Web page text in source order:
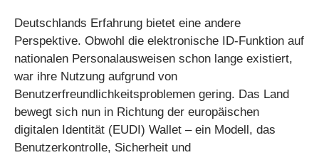
Deutschlands Erfahrung bietet eine andere
Perspektive. Obwohl die elektronische ID-Funktion auf
nationalen Personalausweisen schon lange existiert,
war ihre Nutzung aufgrund von
Benutzerfreundlichkeitsproblemen gering. Das Land
bewegt sich nun in Richtung der europäischen
digitalen Identität (EUDI) Wallet – ein Modell, das
Benutzerkontrolle, Sicherheit und